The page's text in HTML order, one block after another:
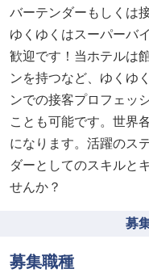
バーテンダーもしくは
ゆくゆくはスーパーバ
歓迎です！当ホテルは
ンを持つなど、ゆくゆ
ンでの接客プロフェッ
ことも可能です。世界
になります。活躍のス
ダーとしてのスキルと
せんか？
募
募集職種